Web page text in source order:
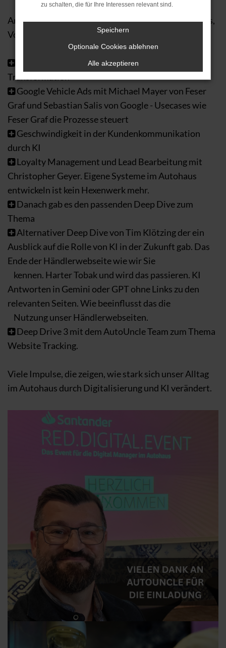
Am 2. Tag gab es eine Menge Infos mit Branchentalks,
Vorträgen und DeepDives
Tim Enger mit Daten als Grundlage für die
Transformation
Google Vehicle Ads mit Michael Mayer von Feser
Graf und Sebastian Salis von Google - Usecases wie
Feser Graf die Prozesse steuert
Geschwindigkeit in der Kundenkommunikation
durch KI
Loyalty Management und Lead Bearbeitung mit
Christopher Geyer. Eigene Systeme im Autohaus
entwickeln ist kein Hexenwerk mehr.
Danach gab es den passenden Deep Dive zum
Thema
Alternativer Deep Dive von Tim Klötzing der ein
Ausblick auf die Rolle von KI in der Zukunft gab. Das
Ende der Händlerwebseite wie wir Sie
kennen. Harter Tobak und wird das passieren. KI
Antworten in Gemini oder GPT ohne Links zu den
relevanten Seiten. Wie beeinflusst das die
Nutzung unser Händlerwebseiten.
Deep Drive 3 mit dem AutoUncle Team zum Thema
Website Tracking.
Viele Impulse, die zeigen, wie stark sich unser Alltag
im Autohaus durch Digitalisierung und KI verändert.
zu schalten, die für Ihre Interessen relevant sind.
Speichern
Optionale Cookies ablehnen
Alle akzeptieren